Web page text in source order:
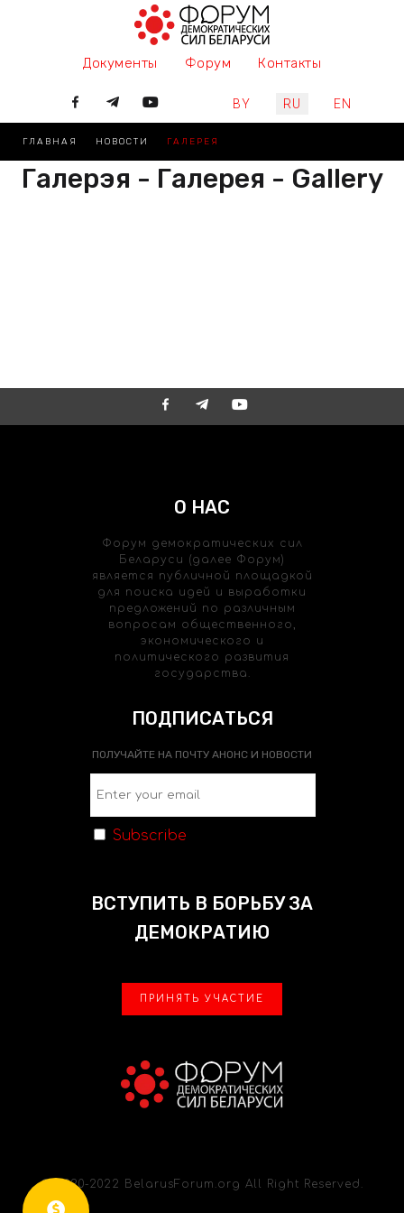
Документы Форум Контакты
Выберите язык
BY RU EN
ГЛАВНАЯ НОВОСТИ ГАЛЕРЕЯ
Галерэя - Галерея - Gallery
О НАС
Форум демократических сил
Беларуси (далее Форум)
является публичной площадкой
для поиска идей и выработки
предложений по различным
вопросам общественного,
экономического и
политического развития
государства.
ПОДПИСАТЬСЯ
ПОЛУЧАЙТЕ НА ПОЧТУ АНОНС И НОВОСТИ
Subscribe
ВСТУПИТЬ В БОРЬБУ ЗА
ДЕМОКРАТИЮ
ПРИНЯТЬ УЧАСТИЕ
© 2020-2022 BelarusForum.org All Right Reserved.